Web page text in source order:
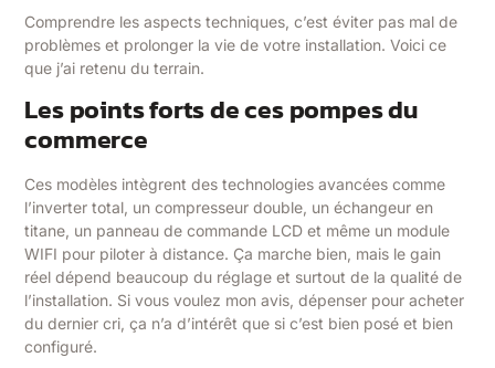
Comprendre les aspects techniques, c’est éviter pas mal de
problèmes et prolonger la vie de votre installation. Voici ce
que j’ai retenu du terrain.
Les points forts de ces pompes du
commerce
Ces modèles intègrent des technologies avancées comme
l’inverter total, un compresseur double, un échangeur en
titane, un panneau de commande LCD et même un module
WIFI pour piloter à distance. Ça marche bien, mais le gain
réel dépend beaucoup du réglage et surtout de la qualité de
l’installation. Si vous voulez mon avis, dépenser pour acheter
du dernier cri, ça n’a d’intérêt que si c’est bien posé et bien
configuré.